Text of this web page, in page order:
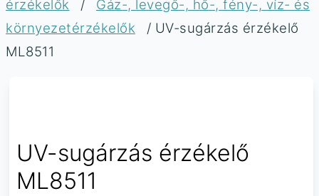
érzékelők
/
Gáz-, levegő-, hő-, fény-, víz- és
környezetérzékelők
/ UV-sugárzás érzékelő
ML8511
UV-sugárzás érzékelő
ML8511